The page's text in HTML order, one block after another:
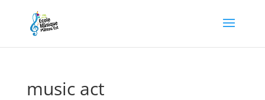
music act